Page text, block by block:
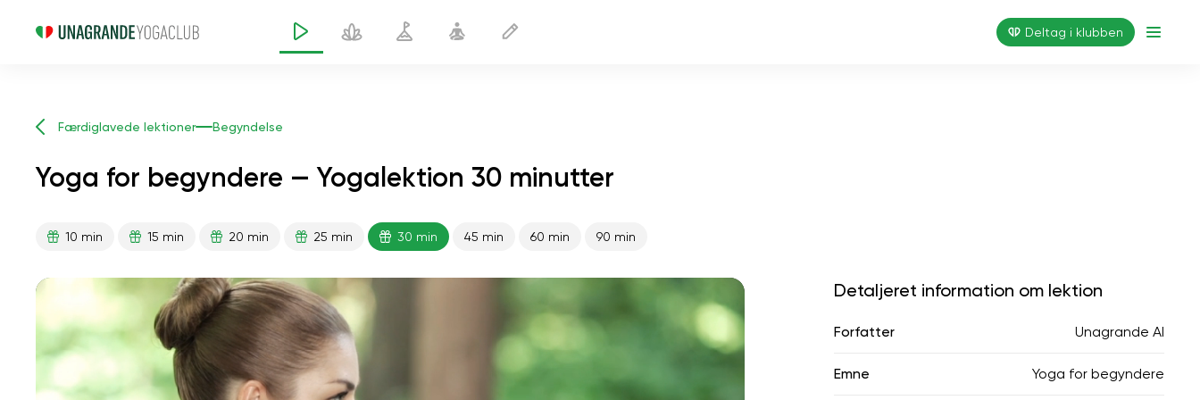
Deltag i klubben
Færdiglavede lektioner Begyndelse
Yoga for begyndere — Yogalektion 30 minutter
10 min 15 min 20 min 25 min 30 min 45 min 60 min 90 min
Detaljeret information om lektion
Forfatter Unagrande AI
Emne Yoga for begyndere